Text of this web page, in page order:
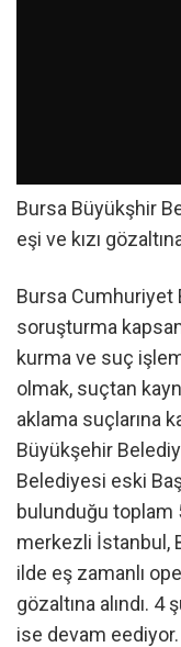
Bursa Büyükşhir
eşi ve kızı
Bursa Cumhuriyet
soruşturma
kurma ve suç
olmak, suçtan
aklama suçlarına
Büyükşehir
Belediyesi eski
bulunduğu toplam
merkezli İstanbul,
ilde eş zamanlı
gözaltına alındı. 4
ise devam